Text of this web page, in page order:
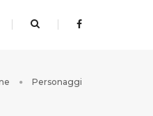
Personaggi